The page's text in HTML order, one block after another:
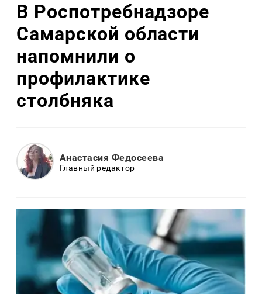
В Роспотребнадзоре
Самарской области
напомнили о
профилактике
столбняка
Анастасия Федосеева
Главный редактор